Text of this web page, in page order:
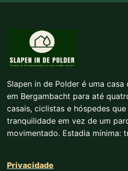
Slapen in de Polder é uma
em Bergambacht para até
casais, ciclistas e hóspedes
tranquilidade em vez de um
movimentado. Estadia mínima:
Privacidade